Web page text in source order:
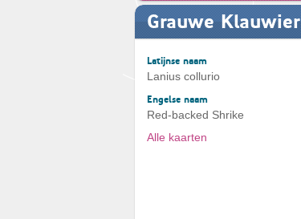
Grauwe Klauwier
Latijnse naam
Lanius collurio
Engelse naam
Red-backed Shrike
Alle kaarten